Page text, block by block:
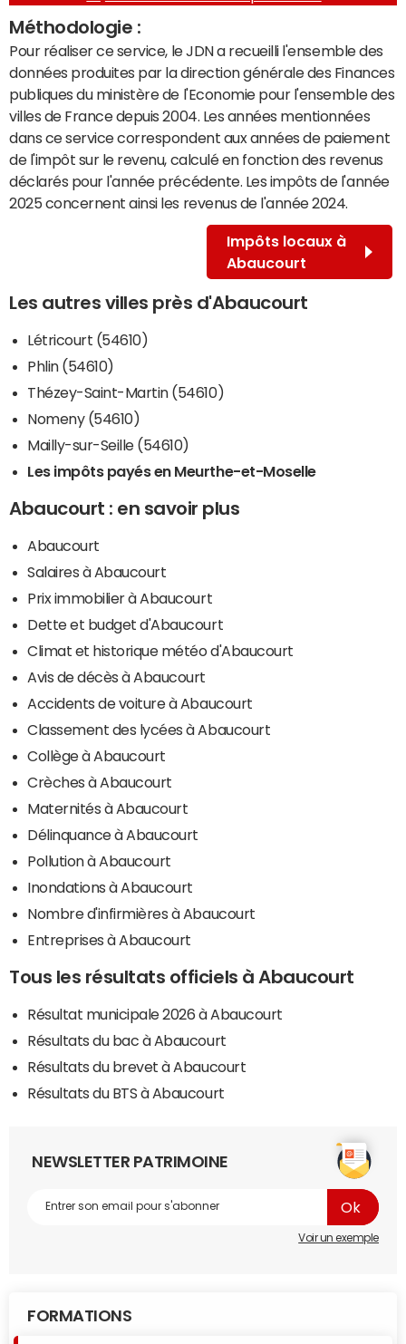
Méthodologie :
Pour réaliser ce service, le JDN a recueilli l'ensemble des
données produites par la direction générale des Finances
publiques du ministère de l'Economie pour l'ensemble des
villes de France depuis 2004. Les années mentionnées
dans ce service correspondent aux années de paiement
de l'impôt sur le revenu, calculé en fonction des revenus
déclarés pour l'année précédente. Les impôts de l'année
2025 concernent ainsi les revenus de l'année 2024.
Impôts locaux à
Abaucourt
Les autres villes près d'Abaucourt
Létricourt (54610)
Phlin (54610)
Thézey-Saint-Martin (54610)
Nomeny (54610)
Mailly-sur-Seille (54610)
Les impôts payés en Meurthe-et-Moselle
Abaucourt : en savoir plus
Abaucourt
Salaires à Abaucourt
Prix immobilier à Abaucourt
Dette et budget d'Abaucourt
Climat et historique météo d'Abaucourt
Avis de décès à Abaucourt
Accidents de voiture à Abaucourt
Classement des lycées à Abaucourt
Collège à Abaucourt
Crèches à Abaucourt
Maternités à Abaucourt
Délinquance à Abaucourt
Pollution à Abaucourt
Inondations à Abaucourt
Nombre d'infirmières à Abaucourt
Entreprises à Abaucourt
Tous les résultats officiels à Abaucourt
Résultat municipale 2026 à Abaucourt
Résultats du bac à Abaucourt
Résultats du brevet à Abaucourt
Résultats du BTS à Abaucourt
NEWSLETTER PATRIMOINE
Voir un exemple
FORMATIONS